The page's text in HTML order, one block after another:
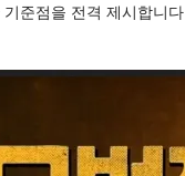
준점을 전격 제시합니다